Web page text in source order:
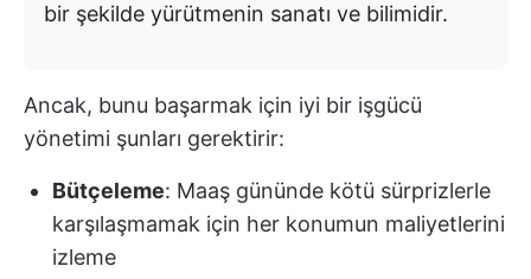
bir şekilde yürütmenin sanatı ve bilimidir.
Ancak, bunu başarmak için iyi bir işgücü
yönetimi şunları gerektirir:
Bütçeleme: Maaş gününde kötü sürprizlerle
karşılaşmamak için her konumun maliyetlerini
izleme